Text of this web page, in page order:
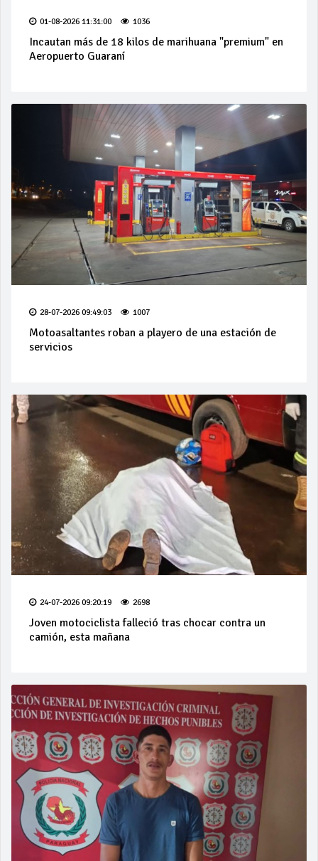
01-08-2026 11:31:00 1036
Incautan más de 18 kilos de marihuana "premium" en
Aeropuerto Guaraní
28-07-2026 09:49:03 1007
Motoasaltantes roban a playero de una estación de
servicios
24-07-2026 09:20:19 2698
Joven motociclista falleció tras chocar contra un
camión, esta mañana